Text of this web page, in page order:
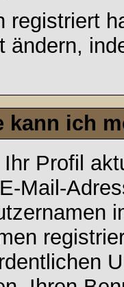
registriert
ändern,
kann ich
Profil
Mail-